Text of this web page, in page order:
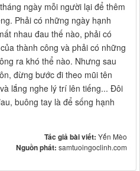
ngày mỗi người lại để thêm
Phải có những ngày hạnh
nhau đau thế nào, phải có
thành công và phải có những
ra khó thể nào. Nhưng sau
đừng bước đi theo mũi tên
lắng nghe lý trí lên tiếng... Đôi
buông tay là để sống hạnh
Tác giả bài viết: Yến Mèo
Nguồn phát: samtuoingoclinh.com